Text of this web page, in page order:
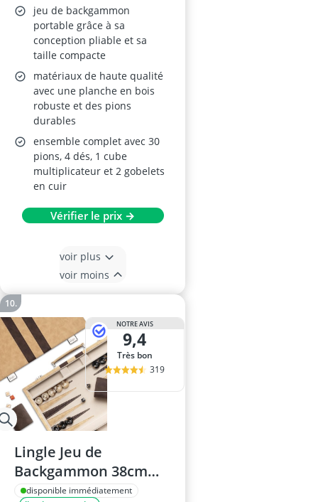
jeu de backgammon
portable grâce à sa
conception pliable et sa
taille compacte
matériaux de haute qualité
avec une planche en bois
robuste et des pions
durables
ensemble complet avec 30
pions, 4 dés, 1 cube
multiplicateur et 2 gobelets
en cuir
Vérifier le prix →
voir plus
voir moins
NOTRE AVIS
9,4
Très bon
319
Lingle Jeu de
Backgammon 38cm
avec Étui en Simili
disponible immédiatement